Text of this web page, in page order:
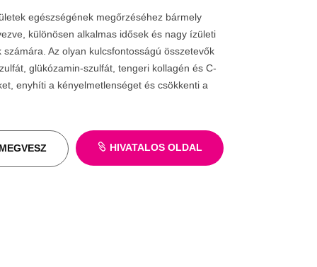
egészségének megőrzéséhez bármely
különösen alkalmas idősek és nagy ízületi
Az olyan kulcsfontosságú összetevők
glükózamin-szulfát, tengeri kollagén és C-
enyhíti a kényelmetlenséget és csökkenti a
MEGVESZ HIVATALOS OLDAL